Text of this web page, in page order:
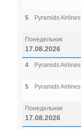
5 Pyramids Airlines
Понедельник
17.08.2026
4 Pyramids Airlines
5 Pyramids Airlines
Понедельник
17.08.2026